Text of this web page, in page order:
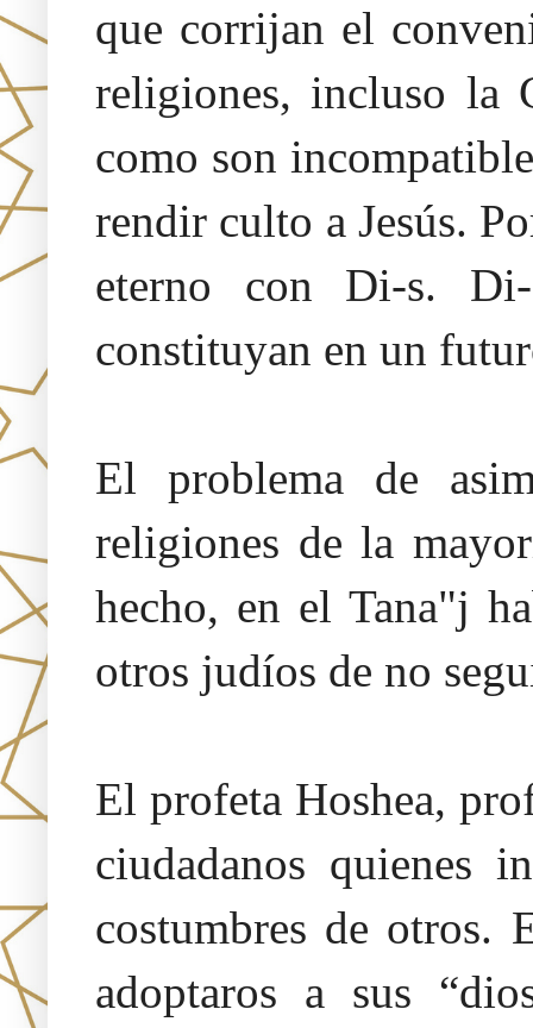
que corrijan el
religiones, incluso la
como son
rendir culto a Jesús.
eterno con Di-s.
constituyan en un
El problema de
religiones de la
hecho, en el Tana"j
otros judíos de no
El profeta Hoshea,
ciudadanos quienes
costumbres de otros.
adoptaros a sus